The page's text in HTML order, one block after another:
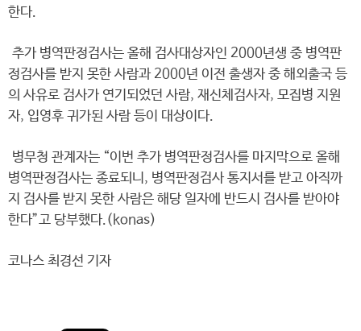
한다.
추가 병역판정검사는 올해 검사대상자인 2000년생 중 병역판
정검사를 받지 못한 사람과 2000년 이전 출생자 중 해외출국 등
의 사유로 검사가 연기되었던 사람, 재신체검사자, 모집병 지원
자, 입영후 귀가된 사람 등이 대상이다.
병무청 관계자는 “이번 추가 병역판정검사를 마지막으로 올해
병역판정검사는 종료되니, 병역판정검사 통지서를 받고 아직까
지 검사를 받지 못한 사람은 해당 일자에 반드시 검사를 받아야
한다”고 당부했다.(konas)
코나스 최경선 기자